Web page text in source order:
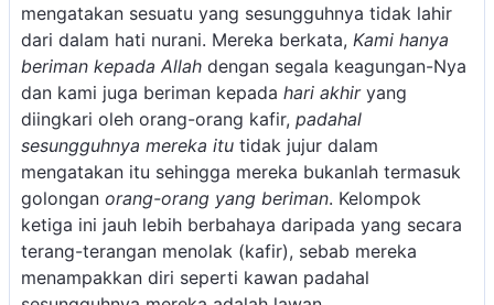
mengatakan sesuatu yang sesungguhnya tidak lahir
dari dalam hati nurani. Mereka berkata, Kami hanya
beriman kepada Allah dengan segala keagungan-Nya
dan kami juga beriman kepada hari akhiryang
diingkari oleh orang-orang kafir, padahal
sesungguhnya mereka itu tidak jujur dalam
mengatakan itu sehingga mereka bukanlah termasuk
golongan orang-orang yang beriman. Kelompok
ketiga ini jauh lebih berbahaya daripada yang secara
terang-terangan menolak (kafir), sebab mereka
menampakkan diri seperti kawan padahal